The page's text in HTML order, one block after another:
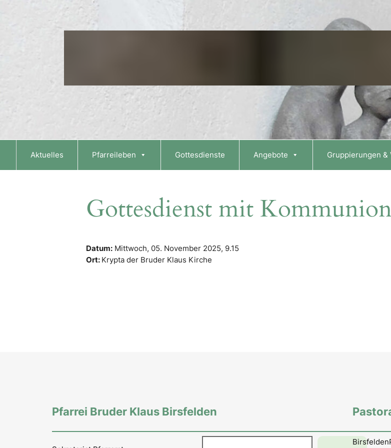
Aktuelles Pfarreileben Gottesdienste Angebote Gruppierungen &
Gottesdienst mit
Datum: Mittwoch, 05. November 2025, 9.15
Ort: Krypta der Bruder Klaus Kirche
Pfarrei Bruder Klaus Birsfelden
Birsfelden